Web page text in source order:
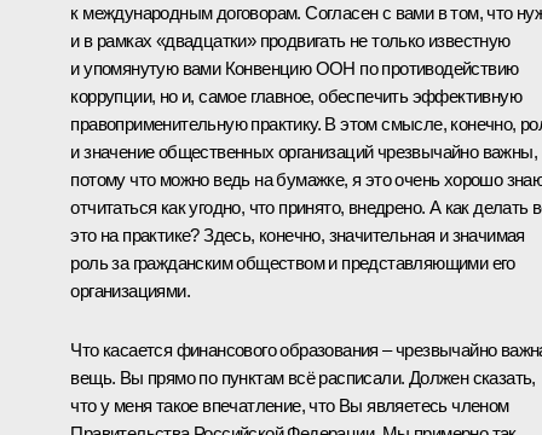
к международным договорам. Согласен с вами в том, что
и в рамках «двадцатки» продвигать не только известную
и упомянутую вами Конвенцию ООН по противодействию
коррупции, но и, самое главное, обеспечить эффективную
правоприменительную практику. В этом смысле, конечно,
и значение общественных организаций чрезвычайно важны,
потому что можно ведь на бумажке, я это очень хорошо
отчитаться как угодно, что принято, внедрено. А как делать
это на практике? Здесь, конечно, значительная и значимая
роль за гражданским обществом и представляющими его
организациями.
Что касается финансового образования – чрезвычайно
вещь. Вы прямо по пунктам всё расписали. Должен сказать,
что у меня такое впечатление, что Вы являетесь членом